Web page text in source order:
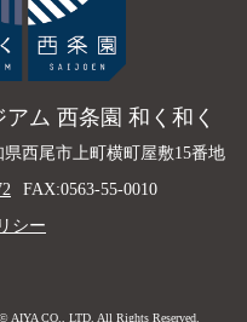
ム 西条園 和く和く
県西尾市上町横町屋敷15番地
FAX:0563-55-0010
シー
© AIYA CO., LTD. All Rights Reserved.